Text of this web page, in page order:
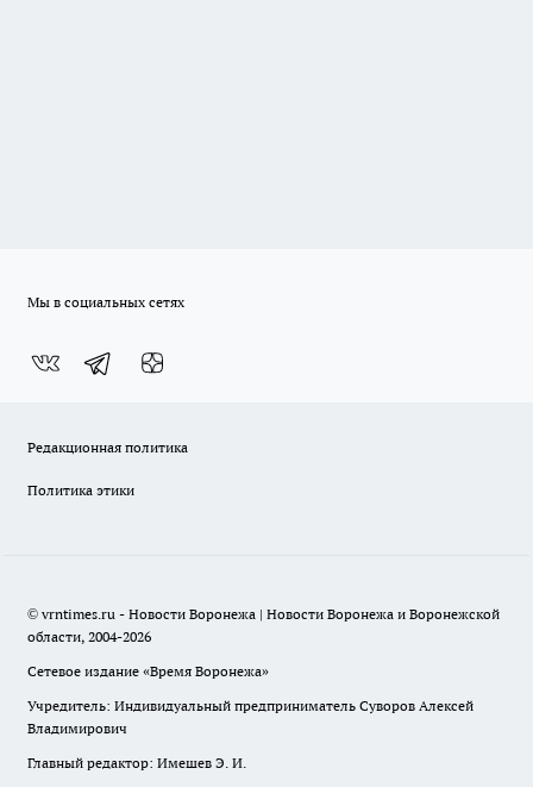
Мы в социальных сетях
Редакционная политика
Политика этики
© vrntimes.ru - Новости Воронежа | Новости Воронежа и Воронежской
области, 2004-2026
Сетевое издание «Время Воронежа»
Учредитель: Индивидуальный предприниматель Суворов Алексей
Владимирович
Главный редактор: Имешев Э. И.